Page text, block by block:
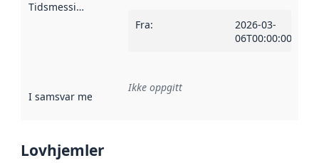
Tidsmessig avgrensning
Fra:
2026-03-
06T00:00:00Z
I samsvar med Referanse til en implementasjonsregel
Ikke oppgitt
Lovhjemler